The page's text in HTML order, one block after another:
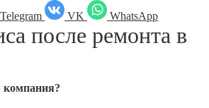
Telegram VK WhatsApp
после ремонта в
компания?